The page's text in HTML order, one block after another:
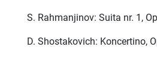
S. Rahmanjinov: Suita nr. 1,
D. Shostakovich: Koncertino,